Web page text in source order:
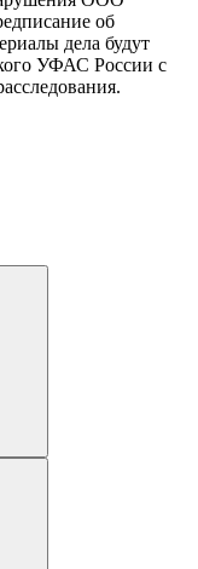
об
дела будут
УФАС России с